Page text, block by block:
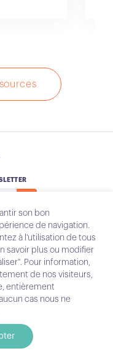
son bon
de navigation.
à l'utilisation de tous
savoir plus ou modifier
Pour information,
de nos visiteurs,
entièrement
cas nous ne